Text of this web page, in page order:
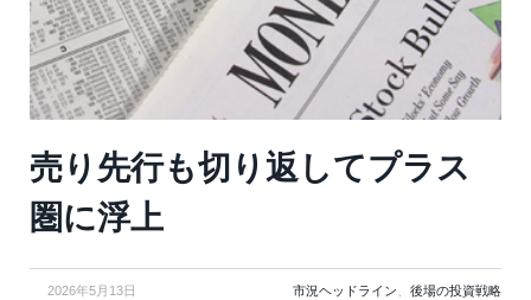
売り先行も切り返してプラス
圏に浮上
2026年5月13日 市況ヘッドライン、 後場の投資戦略